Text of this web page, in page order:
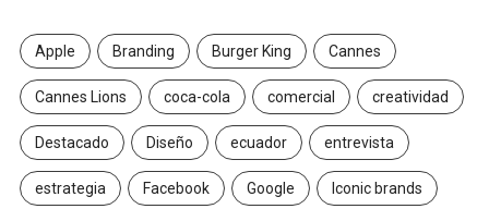
Apple Branding Burger King Cannes
Cannes Lions coca-cola comercial creatividad
Destacado Diseño ecuador entrevista
estrategia Facebook Google Iconic brands